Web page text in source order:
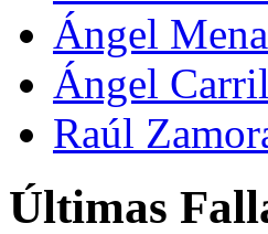
Ángel
Ángel
Raúl
Últimas